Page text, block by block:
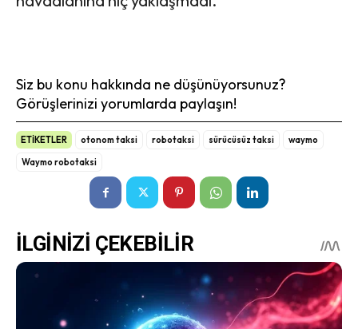
Siz bu konu hakkında ne düşünüyorsunuz?
Görüşlerinizi yorumlarda paylaşın!
ETİKETLER otonom taksi robotaksi sürücüsüz taksi
waymo
Waymo robotaksi